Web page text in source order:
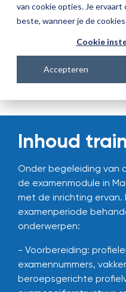
van cookie opties. Je
beste, wanneer je de
Cookie
Accepteren
Inhoud
Onder begeleiding van
de examenmodule in
met de inrichting ervan.
examenperiode
onderwerpen:
- Voorbereiding:
examennummers,
beroepsgerichte